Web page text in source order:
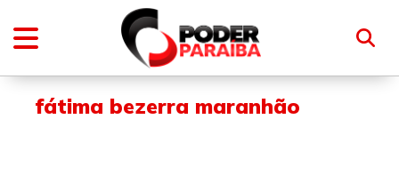
fátima bezerra maranhão